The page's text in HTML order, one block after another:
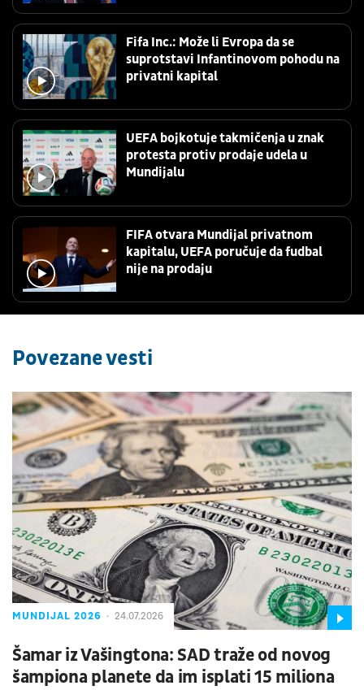
Fifa Inc.: Može li Evropa da se
suprotstavi Infantinovom pohodu na
privatni kapital
UEFA bojkotuje takmičenja u znak
protesta protiv prodaje udela u
Mundijalu
FIFA otvara Mundijal privatnom
kapitalu, UEFA poručuje da fudbal
nije na prodaju
Povezane vesti
MUNDIJAL 2026 24.07.2026
Šamar iz Vašingtona: SAD traže od novog
šampiona planete da im isplati 15 miliona